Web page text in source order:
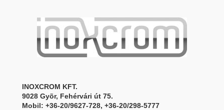
INOXCROM KFT.
9028 Gyõr, Fehérvári út 75.
Mobil: +36-20/9627-728, +36-20/298-5777